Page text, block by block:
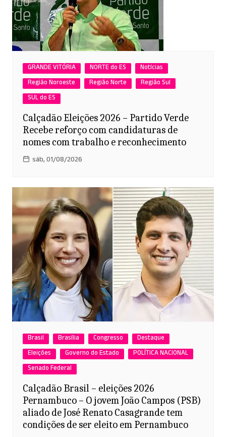
GRANDE VITÓRIA NORTE do ES
Notícias
Região Noroeste
Região Norte
Região Sul
SUL do ES
Calçadão Eleições 2026 – Partido Verde
Recebe reforço com candidaturas de
nomes com trabalho e reconhecimento
sáb, 01/08/2026
Brasil Brasília Congresso
Destaque
Eleições
Governo do Estado
POLÍTICA NACIONAL
Senado Federal
Calçadão Brasil – eleições 2026
Pernambuco – O jovem João Campos (PSB)
aliado de José Renato Casagrande tem
condições de ser eleito em Pernambuco